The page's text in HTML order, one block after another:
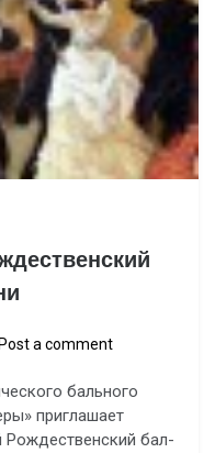
Post a comment
бального
приглашает
бал-